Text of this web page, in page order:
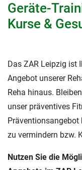
Geräte-
Kurse &
Das ZAR Leipzig ist
Angebot unserer
Reha hinaus.
unser präventives
Präventionsangebot
zu vermindern bzw.
Nutzen Sie die